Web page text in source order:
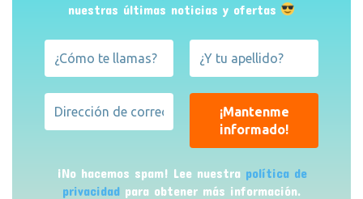
nuestras últimas noticias y ofertas
¡No hacemos spam! Lee nuestra política de
privacidad para obtener más información.